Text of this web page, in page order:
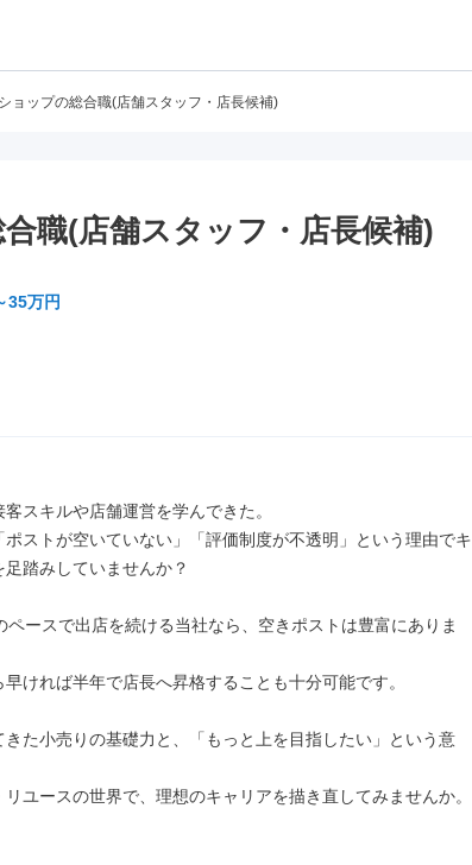
ョップの総合職(店舗スタッフ・店長候補)
職(店舗スタッフ・店長候補)
35万円
スキルや店舗運営を学んできた。
ポストが空いていない」「評価制度が不透明」という理由でキ
足踏みしていませんか？
ペースで出店を続ける当社なら、空きポストは豊富にありま
ければ半年で店長へ昇格することも十分可能です。
きた小売りの基礎力と、「もっと上を目指したい」という意
ユースの世界で、理想のキャリアを描き直してみませんか。